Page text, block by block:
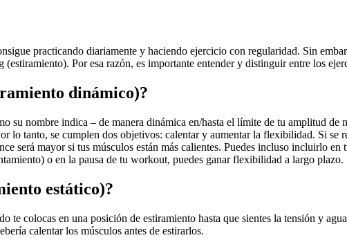
practicando diariamente y haciendo ejercicio con regularidad. Sin
(estiramiento). Por esa razón, es importante entender y distinguir entre los
dinámico)?
su nombre indica – de manera dinámica en/hasta el límite de tu amplitud
lo tanto, se cumplen dos objetivos: calentar y aumentar la flexibilidad. Si
será mayor si tus músculos están más calientes. Puedes incluso incluirlo
o en la pausa de tu workout, puedes ganar flexibilidad a largo plazo.
estático)?
te colocas en una posición de estiramiento hasta que sientes la tensión y
calentar los músculos antes de estirarlos.